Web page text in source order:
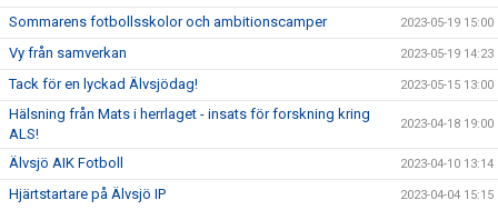
Sommarens fotbollsskolor och ambitionscamper 2023-05-19 15:00
Vy från samverkan 2023-05-19 14:23
Tack för en lyckad Älvsjödag! 2023-05-15 13:00
Hälsning från Mats i herrlaget - insats för forskning kring
ALS!
2023-04-18 19:00
Älvsjö AIK Fotboll 2023-04-10 13:14
Hjärtstartare på Älvsjö IP 2023-04-04 15:15